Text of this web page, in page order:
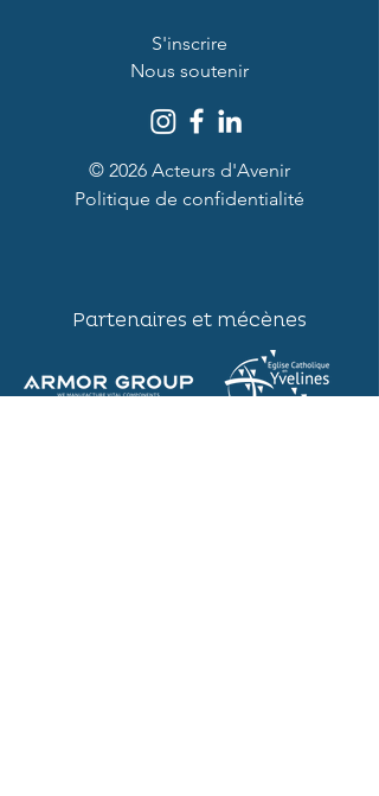
S'inscrire
Nous soutenir
© 2026 Acteurs d'Avenir
Politique de confidentialité
Partenaires et mécènes